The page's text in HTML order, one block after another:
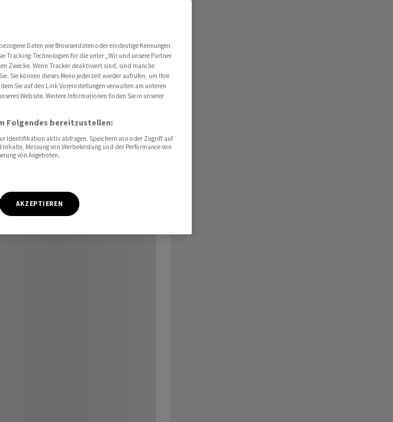
Daten wie Browserdaten oder eindeutige Kennungen
Tracking-Technologien für die unter „Wir und unsere Partner
Zwecke. Wenn Tracker deaktiviert sind, sind manche
Sie können dieses Menü jederzeit wieder aufrufen, um Ihre
Sie auf den Link Voreinstellungen verwalten am unteren
Website. Weitere Informationen finden Sie in unserer
Folgendes bereitzustellen:
Identifikation aktiv abfragen. Speichern von oder Zugriff auf
Messung von Werbeleistung und der Performance von
von Angeboten.
AKZEPTIEREN